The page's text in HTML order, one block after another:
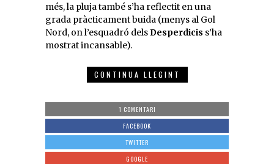
més, la pluja també s’ha reflectit en una
grada pràcticament buida (menys al Gol
Nord, on l’esquadró dels Desperdicis s’ha
mostrat incansable).
CONTINUA LLEGINT
1 COMENTARI
FACEBOOK
TWITTER
GOOGLE